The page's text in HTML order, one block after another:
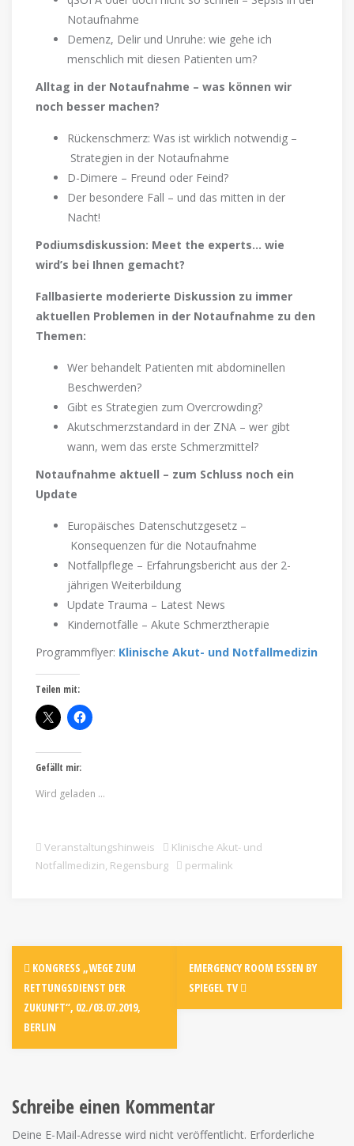
Notaufnahme
Demenz, Delir und Unruhe: wie gehe ich
menschlich mit diesen Patienten um?
Alltag in der Notaufnahme – was können wir
noch besser machen?
Rückenschmerz: Was ist wirklich notwendig –
Strategien in der Notaufnahme
D-Dimere – Freund oder Feind?
Der besondere Fall – und das mitten in der
Nacht!
Podiumsdiskussion: Meet the experts… wie
wird’s bei Ihnen gemacht?
Fallbasierte moderierte Diskussion zu immer
aktuellen Problemen in der Notaufnahme zu den
Themen:
Wer behandelt Patienten mit abdominellen
Beschwerden?
Gibt es Strategien zum Overcrowding?
Akutschmerzstandard in der ZNA – wer gibt
wann, wem das erste Schmerzmittel?
Notaufnahme aktuell – zum Schluss noch ein
Update
Europäisches Datenschutzgesetz –
Konsequenzen für die Notaufnahme
Notfallpflege – Erfahrungsbericht aus der 2-
jährigen Weiterbildung
Update Trauma – Latest News
Kindernotfälle – Akute Schmerztherapie
Programmflyer: Klinische Akut- und Notfallmedizin
Teilen mit:
Gefällt mir:
Wird geladen …
Veranstaltungshinweis
Klinische Akut- und
Notfallmedizin, Regensburg permalink
KONGRESS „WEGE ZUM
RETTUNGSDIENST DER
ZUKUNFT“, 02./03.07.2019,
BERLIN
EMERGENCY ROOM ESSEN BY
SPIEGEL TV
Schreibe einen Kommentar
Deine E-Mail-Adresse wird nicht veröffentlicht. Erforderliche